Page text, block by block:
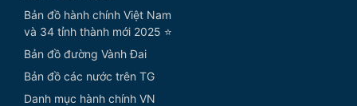
Bản đồ hành chính Việt Nam
và 34 tỉnh thành mới 2025 ⭐
Bản đồ đường Vành Đai
Bản đồ các nước trên TG
Danh mục hành chính VN